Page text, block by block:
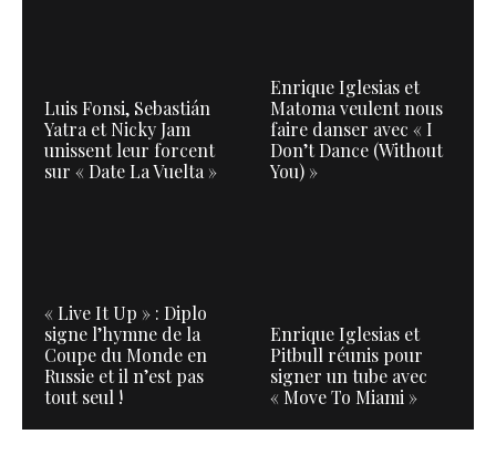
Luis Fonsi, Sebastián
Yatra et Nicky Jam
unissent leur forcent
sur « Date La Vuelta »
Enrique Iglesias et
Matoma veulent nous
faire danser avec « I
Don’t Dance (Without
You) »
« Live It Up » : Diplo
signe l’hymne de la
Coupe du Monde en
Russie et il n’est pas
tout seul !
Enrique Iglesias et
Pitbull réunis pour
signer un tube avec
« Move To Miami »